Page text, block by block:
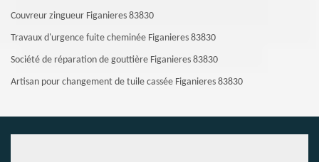
Couvreur zingueur Figanieres 83830
Travaux d'urgence fuite cheminée Figanieres 83830
Société de réparation de gouttière Figanieres 83830
Artisan pour changement de tuile cassée Figanieres 83830